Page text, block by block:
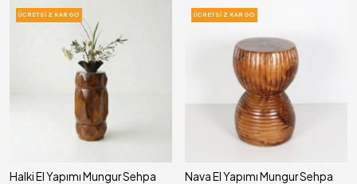
ÜCRETSIZ KARGO
Halki El Yapımı Mungur Sehpa
ÜCRETSIZ KARGO
Nava El Yapımı Mungur Sehpa